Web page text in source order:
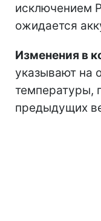
исключением
ожидается
Изменения в
указывают на
температуры,
предыдущих